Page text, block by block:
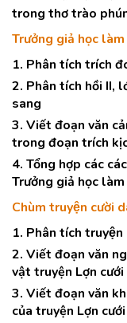
trong thơ trào
Trưởng giả học
1. Phân tích trích
2. Phân tích hồi II,
sang
3. Viết đoạn văn
trong đoạn trích
4. Tổng hợp các
Trưởng giả học
Chùm truyện cười
1. Phân tích truyện
2. Viết đoạn văn
vật truyện Lợn cưới
3. Viết đoạn văn
của truyện Lợn